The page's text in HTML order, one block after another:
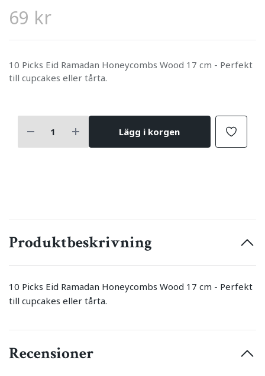
69 kr
10 Picks Eid Ramadan Honeycombs Wood 17 cm - Perfekt
till cupcakes eller tårta.
Lägg i korgen
Produktbeskrivning
10 Picks Eid Ramadan Honeycombs Wood 17 cm - Perfekt
till cupcakes eller tårta.
Recensioner